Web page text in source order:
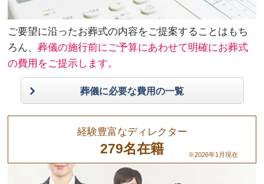
ご要望に沿ったお葬式の内容をご提案することはもち
ろん、葬儀の施行前にご予算にあわせて明確にお葬式
の費用をご提示します。
葬儀に必要な費用の一覧
経験豊富なディレクター
279名在籍 ※2026年1月現在